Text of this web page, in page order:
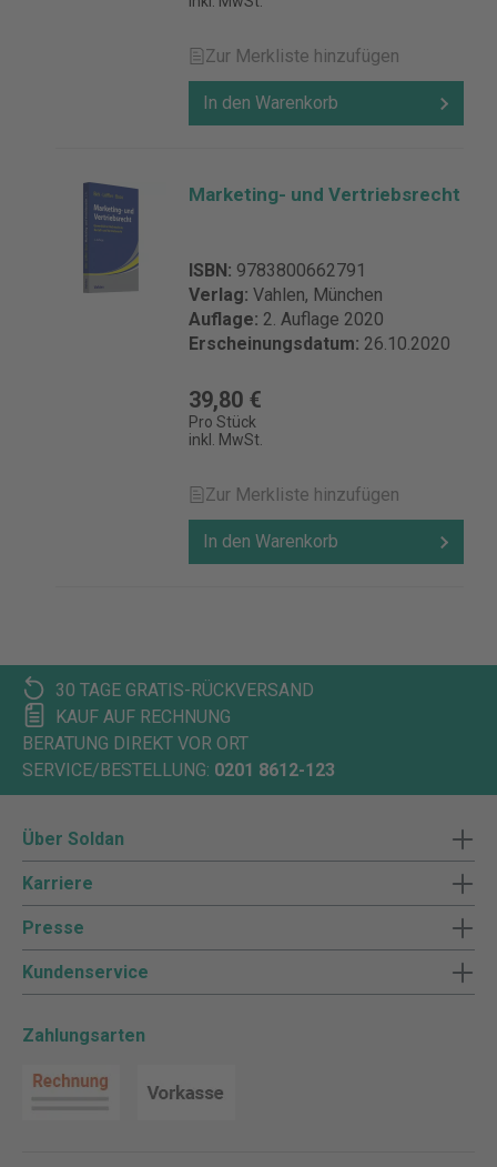
Zur Merkliste hinzufügen
In den Warenkorb
Marketing- und Vertriebsrecht
ISBN: 9783800662791
Verlag: Vahlen, München
Auflage: 2. Auflage 2020
Erscheinungsdatum: 26.10.2020
39,80 €
Pro Stück
inkl. MwSt.
Zur Merkliste hinzufügen
In den Warenkorb
30 TAGE GRATIS-RÜCKVERSAND
KAUF AUF RECHNUNG
BERATUNG DIREKT VOR ORT
SERVICE/BESTELLUNG: 0201 8612-123
Über Soldan
Karriere
Presse
Kundenservice
Zahlungsarten